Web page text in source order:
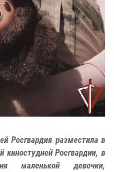
Росгвардия разместила в
киностудией Росгвардии, в
маленькой девочки,